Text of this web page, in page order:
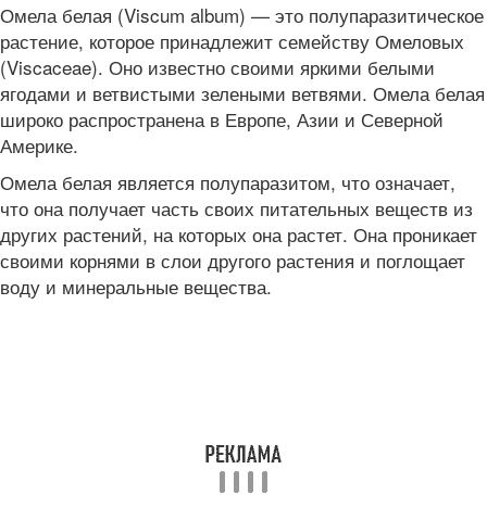
Омела белая (Viscum album) — это полупаразитическое
растение, которое принадлежит семейству Омеловых
(Viscaceae). Оно известно своими яркими белыми
ягодами и ветвистыми зелеными ветвями. Омела белая
широко распространена в Европе, Азии и Северной
Америке.
Омела белая является полупаразитом, что означает,
что она получает часть своих питательных веществ из
других растений, на которых она растет. Она проникает
своими корнями в слои другого растения и поглощает
воду и минеральные вещества.